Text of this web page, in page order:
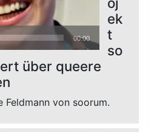
00:00
ek
t
so
über queere
Feldmann von soorum.